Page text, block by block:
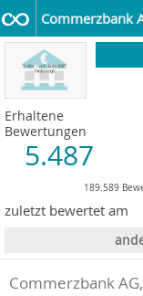
Commerzbank
Erhaltene
Bewertungen
5.487
189.589
zuletzt bewertet am
Commerzbank